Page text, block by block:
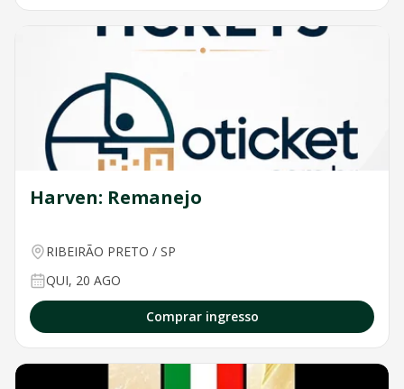
Harven: Remanejo
RIBEIRÃO PRETO / SP
QUI, 20 AGO
Comprar ingresso